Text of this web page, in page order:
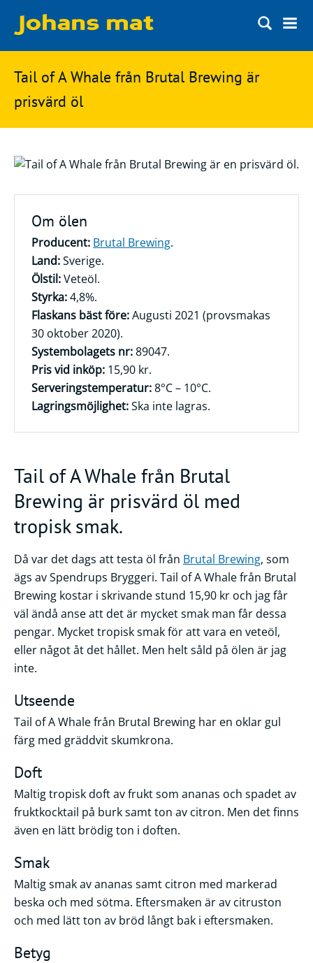
Matbloggen
Innertemperaturer
Ingredienser
Matsnack
Ölbloggen
Ölsnack
Topplistan
Bryggerier
Ölstilar
Kontakt
Frågor
svar
Ölprovning
Sök
på
Johans
mat
Tail of A Whale från Brutal Brewing är
prisvärd öl
Om ölen
Producent: Brutal Brewing.
Land:Sverige.
Ölstil:Veteöl.
Styrka:4,8%.
Flaskans bäst före:Augusti 2021 (provsmakas
30 oktober 2020).
Systembolagets nr:89047.
Pris vid inköp: 15,90 kr.
Serveringstemperatur:8°C – 10°C.
Lagringsmöjlighet:Ska inte lagras.
Tail of A Whale från Brutal
Brewing är prisvärd öl med
tropisk smak.
Då var det dags att testa öl från Brutal Brewing, som
ägs av Spendrups Bryggeri. Tail of A Whale från Brutal
Brewing kostar i skrivande stund 15,90 kr och jag får
väl ändå anse att det är mycket smak man får dessa
pengar. Mycket tropisk smak för att vara en veteöl,
eller något åt det hållet. Men helt såld på ölen är jag
inte.
Utseende
Tail of A Whale från Brutal Brewing har en oklar gul
färg med gräddvit skumkrona.
Doft
Maltig tropisk doft av frukt som ananas och spadet av
fruktkocktail på burk samt ton av citron. Men det finns
även en lätt brödig ton i doften.
Smak
Maltig smak av ananas samt citron med markerad
beska och med sötma. Eftersmaken är av citruston
och med lätt ton av bröd långt bak i eftersmaken.
Betyg